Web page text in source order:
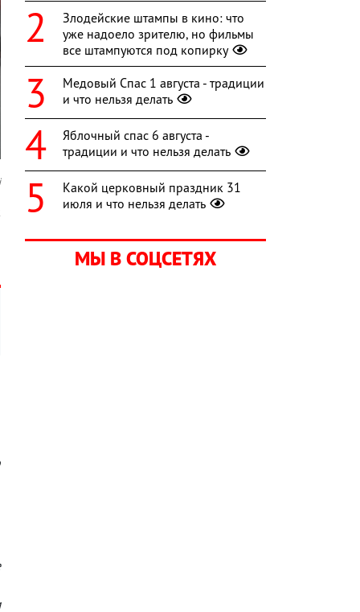
Злодейские штампы в кино: что
уже надоело зрителю, но фильмы
все штампуются под копирку
Медовый Спас 1 августа - традиции
и что нельзя делать
Яблочный спас 6 августа -
традиции и что нельзя делать
Какой церковный праздник 31
июля и что нельзя делать
МЫ В СОЦСЕТЯХ